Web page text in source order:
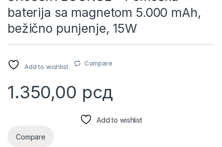
baterija sa magnetom 5.000 mAh,
bežično punjenje, 15W
Add to wishlist Compare
1.350,00 рсд
Add to wishlist
Compare